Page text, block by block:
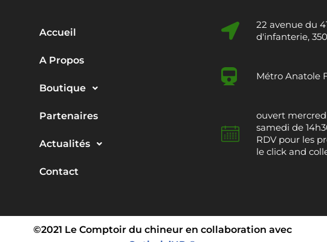
Accueil
A Propos
Boutique
Partenaires
Actualités
Contact
22 avenue du
d'infanterie,
Métro Anatole
ouvert
samedi de
RDV pour les
le click and
©2021 Le Comptoir du chineur en collaboration avec